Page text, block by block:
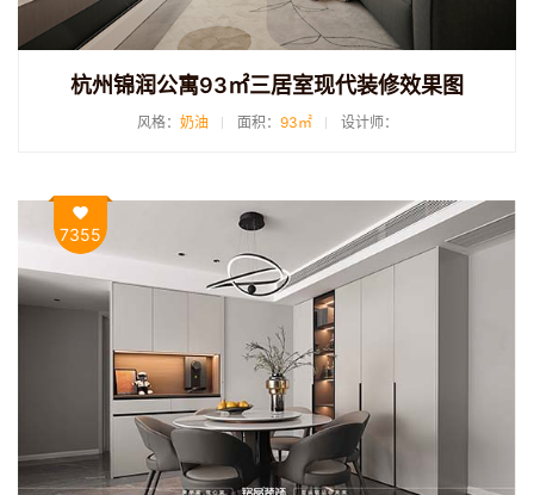
杭州锦润公寓93㎡三居室现代装修效果图
风格： 奶油 面积： 93㎡ 设计师：
7355